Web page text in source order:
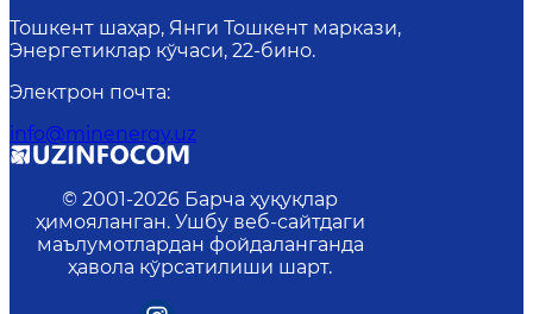
Тошкент шаҳар, Янги Тошкент маркази,
Энергетиклар кўчаси, 22-бино.
Электрон почта:
info@minenergy.uz
© 2001-2026 Барча ҳуқуқлар
ҳимояланган. Ушбу веб-сайтдаги
маълумотлардан фойдаланганда
ҳавола кўрсатилиши шарт.